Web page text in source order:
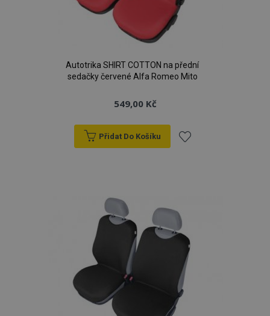
Autotrika SHIRT COTTON na přední
sedačky červené Alfa Romeo Mito
549,00 Kč
Přidat Do Košíku